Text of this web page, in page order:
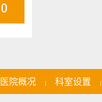
医院概况 | 科室设置 |